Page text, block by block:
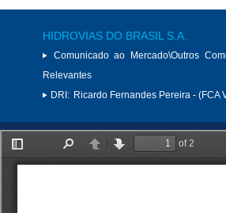
HIDROVIAS DO BRASIL S.A.
Comunicado ao Mercado\Outros
Relevantes
DRI: Ricardo Fernandes Pereira - (FCA